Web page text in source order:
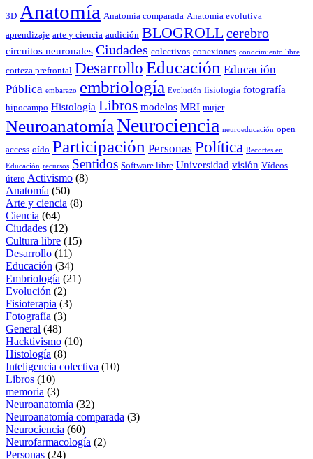
3D Anatomía Anatomía comparada Anatomía evolutiva
aprendizaje arte y ciencia audición BLOGROLLcerebro
circuitos neuronales Ciudades colectivos conexiones conocimiento libre
corteza prefrontal Desarrollo Educación Educación
Pública embarazo embriología Evolución fisiología fotografía
hipocampo Histología Libros modelos MRI mujer
NeuroanatomíaNeurociencia neuroeducación open
access oído Participación Personas Política Recortes en
Educación recursos Sentidos Software libre Universidad visión Vídeos
útero Activismo (8)
Anatomía (50)
Arte y ciencia (8)
Ciencia (64)
Ciudades (12)
Cultura libre (15)
Desarrollo (11)
Educación (34)
Embriología (21)
Evolución (2)
Fisioterapia (3)
Fotografía (3)
General (48)
Hacktivismo (10)
Histología (8)
Inteligencia colectiva (10)
Libros (10)
memoria (3)
Neuroanatomía (32)
Neuroanatomía comparada (3)
Neurociencia (60)
Neurofarmacología (2)
Personas (24)